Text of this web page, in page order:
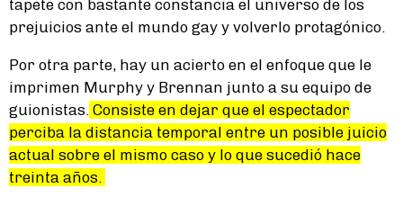
tapete con bastante constancia el universo de los
prejuicios ante el mundo gay y volverlo protagónico.
Por otra parte, hay un acierto en el enfoque que le
imprimen Murphy y Brennan junto a su equipo de
guionistas. Consiste en dejar que el espectador
perciba la distancia temporal entre un posible juicio
actual sobre el mismo caso y lo que sucedió hace
treinta años.